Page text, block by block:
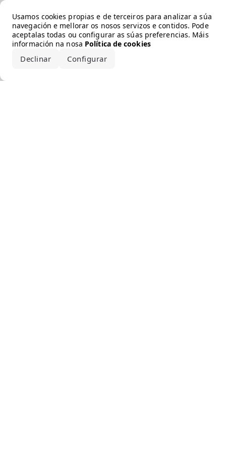
Usamos cookies propias e de terceiros para analizar a súa
navegación e mellorar os nosos servizos e contidos. Pode
aceptalas todas ou configurar as súas preferencias. Máis
información na nosa Política de cookies
Declinar Configurar
Error loading the brand